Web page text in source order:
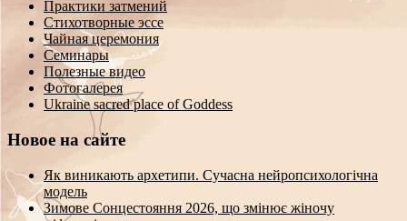
Практики затмений
Стихотворные эссе
Чайная церемония
Семинары
Полезные видео
Фотогалерея
Ukraine sacred place of Goddess
Новое на сайте
Як виникають архетипи. Сучасна нейропсихологічна
модель
Зимове Сонцестояння 2026, що змінює жіночу